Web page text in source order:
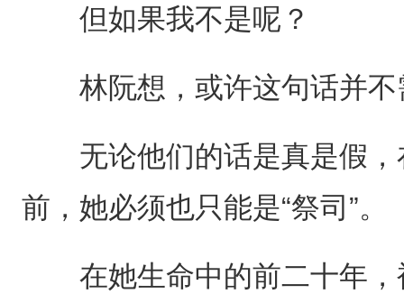
但如果我不是呢？
林阮想，或许这句话并不
无论他们的话是真是假，
前，她必须也只能是“祭司”。
在她生命中的前二十年，